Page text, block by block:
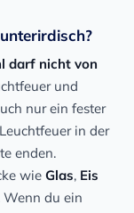
darf nicht von
und
nur ein fester
in der
enden.
wie Glas, Eis
Wenn du ein